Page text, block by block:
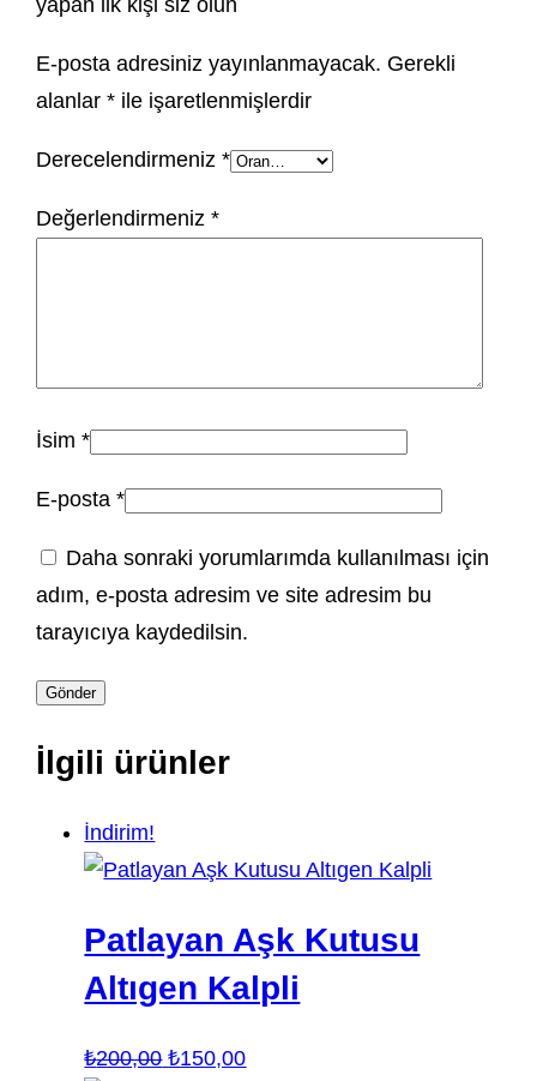
yapan ilk kişi siz olun
E-posta adresiniz yayınlanmayacak. Gerekli
alanlar* ile işaretlenmişlerdir
Derecelendirmeniz*
Değerlendirmeniz*
İsim*
E-posta*
Daha sonraki yorumlarımda kullanılması için
adım, e-posta adresim ve site adresim bu
tarayıcıya kaydedilsin.
İlgili ürünler
İndirim!
Patlayan Aşk Kutusu
Altıgen Kalpli
₺200,00 Orijinal
₺150,00Şu